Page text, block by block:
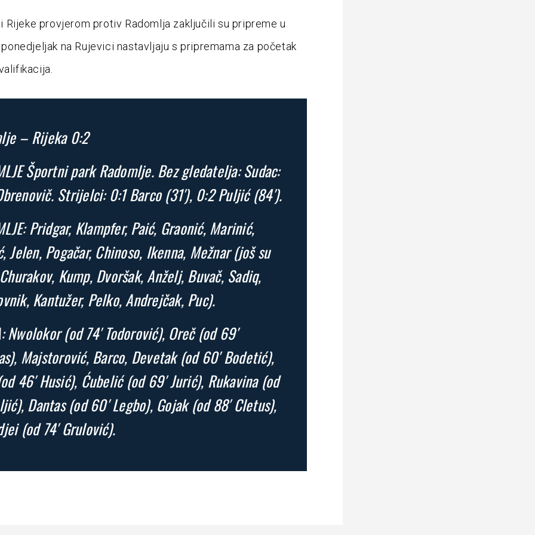
Rijeke provjerom protiv Radomlja zaključili su pripreme u
na Rujevici nastavljaju s pripremama za početak
– Rijeka 0:2
Športni park Radomlje. Bez gledatelja: Sudac:
Strijelci: 0:1 Barco (31′), 0:2 Puljić (84′).
Pridgar, Klampfer, Paić, Graonić, Marinić,
Jelen, Pogačar, Chinoso, Ikenna, Mežnar (još su
Kump, Dvoršak, Anželj, Buvač, Sadiq,
Kantužer, Pelko, Andrejčak, Puc).
Nwolokor (od 74′ Todorović), Oreč (od 69′
Majstorović, Barco, Devetak (od 60′ Bodetić),
46′ Husić), Ćubelić (od 69′ Jurić), Rukavina (od
Dantas (od 60′ Legbo), Gojak (od 88′ Cletus),
(od 74′ Grulović).